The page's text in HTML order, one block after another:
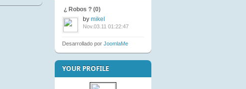
¿ Robos ? (0)
bymikel
Nov.03.11 01:22:47
Desarrollado porJoomlaMe
YOUR PROFILE